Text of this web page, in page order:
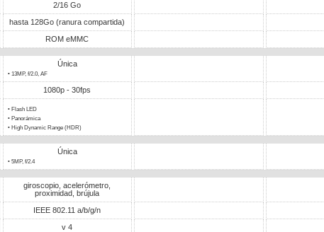
2/16 Go
hasta 128Go (ranura compartida)
ROM eMMC
Única
• 13MP, f/2.0, AF
1080p - 30fps
• Flash LED
• Panorámica
• High Dynamic Range (HDR)
Única
• 5MP, f/2.4
giroscopio, acelerómetro,
proximidad, brújula
IEEE 802.11 a/b/g/n
v 4